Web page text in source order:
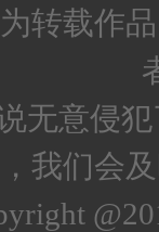
转载作
无意侵
我们会